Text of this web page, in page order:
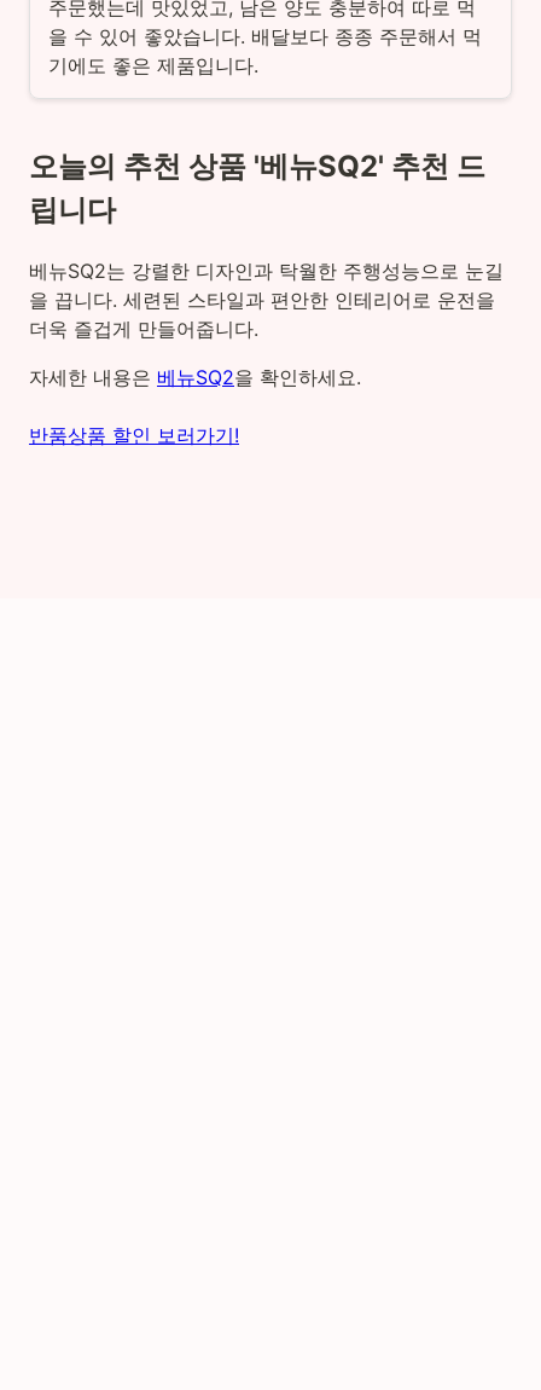
주문했는데 맛있었고, 남은 양도 충분하여 따로 먹
을 수 있어 좋았습니다. 배달보다 종종 주문해서 먹
기에도 좋은 제품입니다.
오늘의 추천 상품 '베뉴SQ2' 추천 드
립니다
베뉴SQ2는 강렬한 디자인과 탁월한 주행성능으로 눈길
을 끕니다. 세련된 스타일과 편안한 인테리어로 운전을
더욱 즐겁게 만들어줍니다.
자세한 내용은 베뉴SQ2을 확인하세요.
반품상품 할인 보러가기!